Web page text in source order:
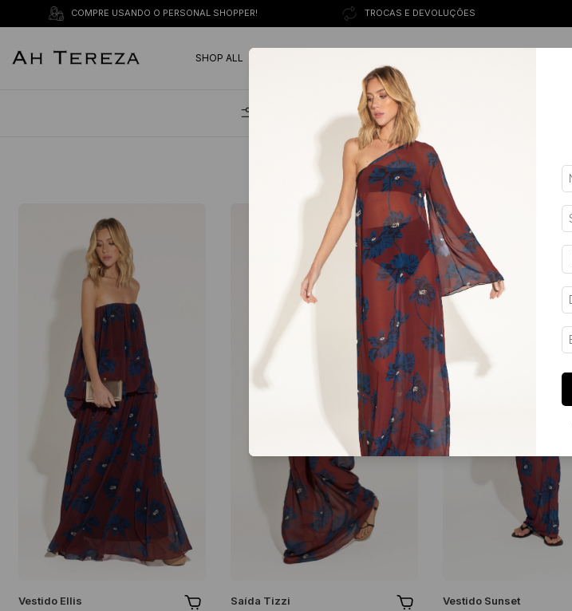
COMPRE USANDO O PERSONAL SHOPPER! TROCAS E DEVOLUÇÕES
SHOP ALL
NEW IN
Vestido Ellis
Saída Tizzi
Vestido Sunset